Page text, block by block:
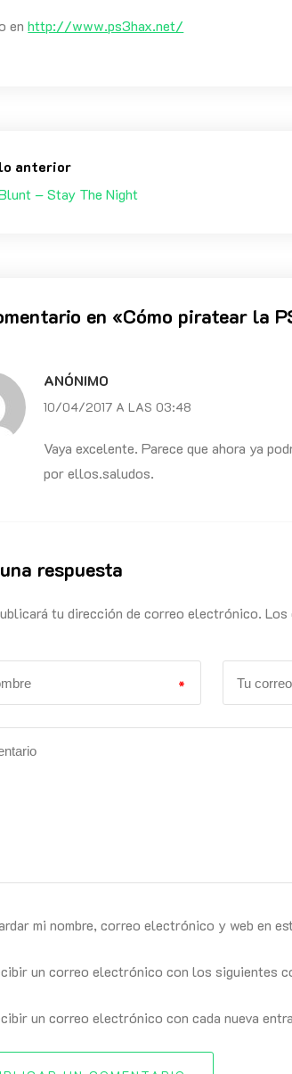
enhttp://www.ps3hax.net/
anterior
– Stay The Night
en «Cómo piratear la
ANÓNIMO
10/04/2017 A LAS 03:48
Vaya excelente. Parece que ahora ya
por ellos.saludos.
respuesta
tu dirección de correo electrónico.
*
mi nombre, correo electrónico y web en
un correo electrónico con los siguientes
un correo electrónico con cada nueva